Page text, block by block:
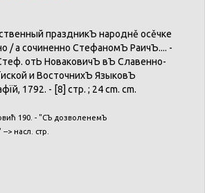
праздникЪ народнě осěчке
/ а сочиненно СтефаномЪ РаичЪ.... -
. отЬ НоваковичЪ вЪ Славенно-
и ВосточнихЪ ЯзыковЪ
, 1792. - [8] стр. ; 24 cm. cm.
190. - "СЪ дозволенемЪ
--> насл . стр.